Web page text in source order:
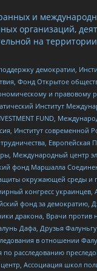
и
организаций,
на
демократии,
Фонд Открытое
и правовому
Институт
FUND,
Институт современной
Европейская
Международный центр
фонд Маршалла
окружающей среды и
конгресс украинцев,
фонд за демократию,
дракона, Врачи против
Дафа, Друзья
в отношении
по расследованию
Ассоциация школ